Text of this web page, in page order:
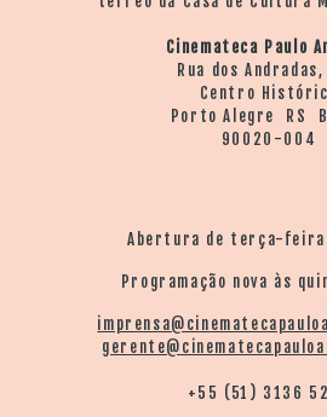
Cinemateca Paulo
Rua dos
Centro
Porto Alegre RS
90020-004
Abertura de terça-feira
Programação nova às
+55 (51) 3136